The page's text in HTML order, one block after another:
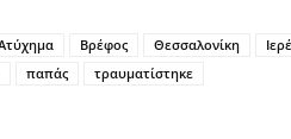
Βρέφος Θεσσαλονίκη
παπάς τραυματίστηκε